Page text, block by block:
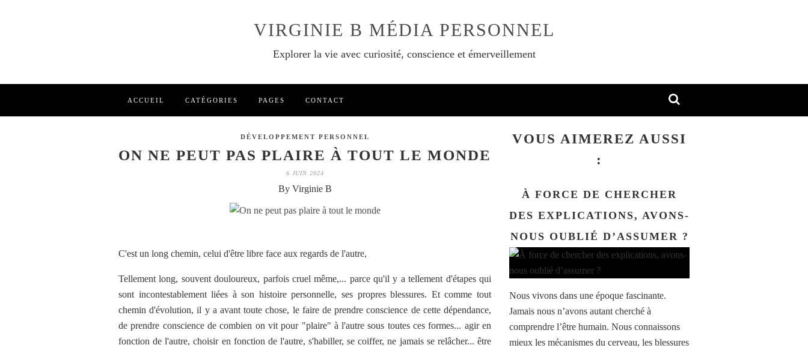
VIRGINIE B MÉDIA PERSONNEL
Explorer la vie avec curiosité, conscience et émerveillement
ACCUEIL CATÉGORIES PAGES CONTACT
DÉVELOPPEMENT PERSONNEL
ON NE PEUT PAS PLAIRE À TOUT LE MONDE
6 JUIN 2024
By Virginie B
C'est un long chemin, celui d'être libre face aux regards de l'autre,
Tellement long, souvent douloureux, parfois cruel même,... parce qu'il y a tellement d'étapes qui
sont incontestablement liées à son histoire personnelle, ses propres blessures. Et comme tout
chemin d'évolution, il y a avant toute chose, le faire de prendre conscience de cette dépendance,
de prendre conscience de combien on vit pour "plaire" à l'autre sous toutes ces formes... agir en
fonction de l'autre, choisir en fonction de l'autre, s'habiller, se coiffer, ne jamais se relâcher... être
VOUS AIMEREZ AUSSI
:
À FORCE DE CHERCHER
DES EXPLICATIONS, AVONS-
NOUS OUBLIÉ D’ASSUMER ?
Nous vivons dans une époque fascinante.
Jamais nous n’avons autant cherché à
comprendre l’être humain. Nous connaissons
mieux les mécanismes du cerveau, les blessures